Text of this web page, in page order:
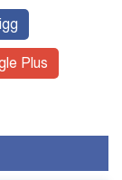
Plus